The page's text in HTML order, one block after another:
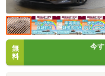
無
料
今